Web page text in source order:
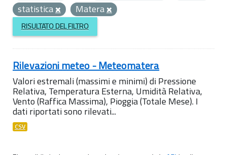
statistica
Matera
RISULTATO DEL FILTRO
Rilevazioni meteo - Meteomatera
Valori estremali (massimi e minimi) di Pressione
Relativa, Temperatura Esterna, Umidità Relativa,
Vento (Raffica Massima), Pioggia (Totale Mese). I
dati riportati sono rilevati...
CSV